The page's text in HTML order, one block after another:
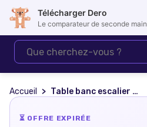
Accueil Table banc escalier de bibliotheèque
⏳ OFFRE EXPIRÉE
Télécharger Dero
Le comparateur de seconde main